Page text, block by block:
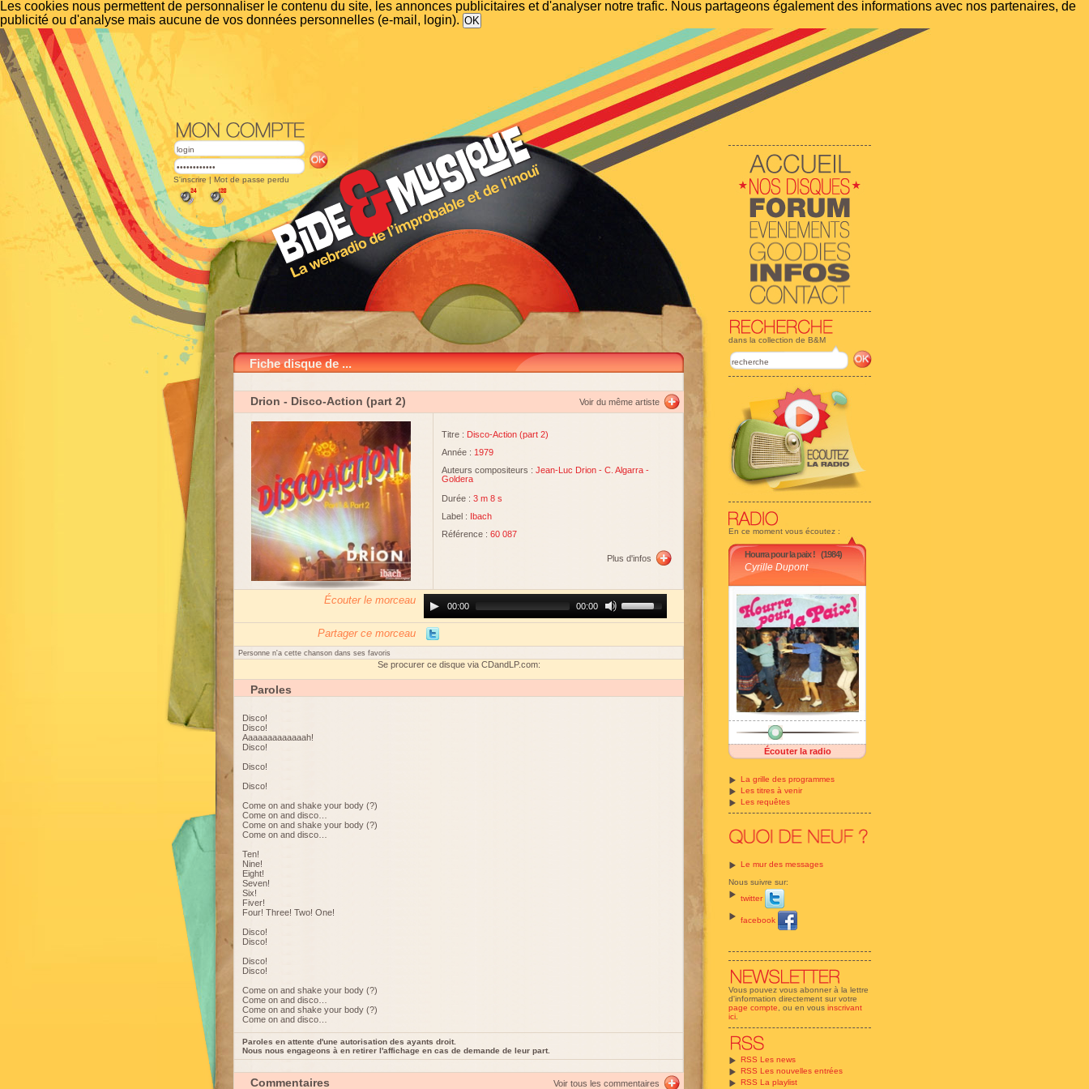
Les cookies nous permettent de personnaliser le contenu du site, les annonces publicitaires et d'analyser notre trafic. Nous partageons également des informations avec nos partenaires, de
publicité ou d'analyse mais aucune de vos données personnelles (e-mail, login).
dans la collection de B&M
En ce moment vous écoutez :
Hourra pour la paix ! (1984)
Cyrille Dupont
Écouter la radio
La grille des programmes
Les titres à venir
Les requêtes
Le mur des messages
Nous suivre sur:
twitter
facebook
Vous pouvez vous abonner à la lettre
d'information directement sur votre
page compte , ou en vous inscrivant
ici
RSS Les news
RSS Les nouvelles entrées
RSS La playlist
S'inscrire | Mot de passe perdu
Fiche disque de ...
Drion - Disco-Action (part 2) Voir du même artiste
Titre : Disco-Action (part 2)
Année : 1979
Auteurs compositeurs : Jean-Luc Drion - C. Algarra -
Goldera
Durée : 3 m 8 s
Label : Ibach
Référence : 60 087
Plus d'infos
Écouter le morceau
Player00:00 00:00
Up/Down
Arrow
increase
or
Partager ce morceau
Personne n'a cette chanson dans ses favoris
Se procurer ce disque via CDandLP.com:
Paroles
Disco!
Disco!
Aaaaaaaaaaaaah!
Disco!
Disco!
Disco!
Come on and shake your body (?)
Come on and disco…
Come on and shake your body (?)
Come on and disco…
Ten!
Nine!
Eight!
Seven!
Six!
Fiver!
Four! Three! Two! One!
Disco!
Disco!
Disco!
Disco!
Come on and shake your body (?)
Come on and disco…
Come on and shake your body (?)
Come on and disco…
Paroles en attente d'une autorisation des ayants droit.
Nous nous engageons à en retirer l'affichage en cas de demande de leur part.
Commentaires Voir tous les commentaires